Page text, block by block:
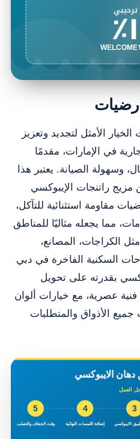
الأمثل لتجديد وتعزيز
في الإمارات، مقدمًا
وسهولة الصيانة. يعتبر هذا
مزيج راتنجات الإيبوكسي
مقاومة استثنائية للتآكل،
مما يجعله مثاليًا للمناطق
الكراجات، المصانع،
السكنية الفاخرة في دبي
بقدرته على تحويل
فنية عصرية، مع خيارات ألوان
الأذواق والمتطلبات